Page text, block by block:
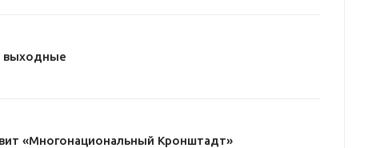
выходные
«Многонациональный Кронштадт»